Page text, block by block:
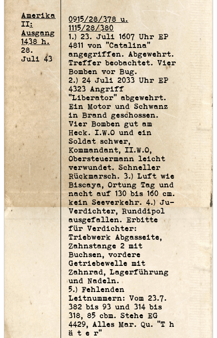
Amerika
II:
Ausgang
1438 h.
28.
Juli 43
0915/28/378 u.
1115/28/380
1.) 23. Juli 1607 Uhr EP
4811 von "Catalina"
angegriffen. Abgewehrt.
Treffer beobachtet. Vier
Bomben vor Bug.
2.) 24 Juli 2033 Uhr EP
4323 Angriff
"Liberator" abgewehrt.
Ein Motor und Schwanz
in Brand geschossen.
Vier Bomben gut am
Heck. I.W.O und ein
Soldat schwer,
Kommandant, II.W.O,
Obersteuermann leicht
verwundet. Schneller
Rückmarsch. 3.) Luft wie
Biscaya, Ortung Tag und
nacht auf 130 bis 160 cm.
kein Seeverkehr. 4.) Ju-
Verdichter, Runddipol
ausgefallen. Erbitte
für Verdichter:
Triebwerk Abgasseite,
Zahnstange 2 mit
Buchsen, vordere
Getriebewelle mit
Zahnrad, Lagerführung
und Nadeln.
5.) Fehlenden
Leitnummern: Vom 23.7.
382 bis 93 und 314 bis
318, 85 cbm. Stehe EG
4429, Alles Mar. Qu. "T h
ä t e r"